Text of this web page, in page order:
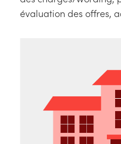
évaluation des offres,